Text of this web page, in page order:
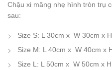
Chậu xi măng nhẹ hình tròn trụ
sau:
Size S: L 30cm x W 30cm x
Size M: L 40cm x W 40cm x
Size L: L 50cm x W 50cm x